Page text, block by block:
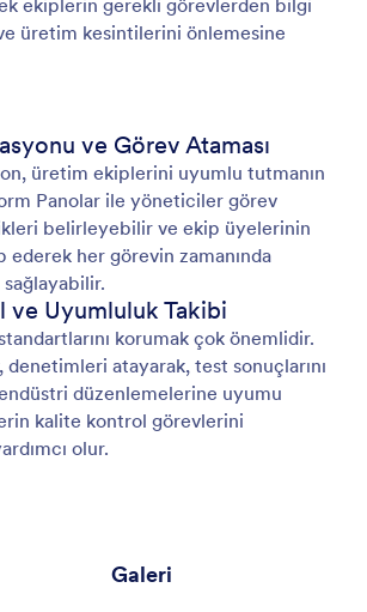
ekiplerin gerekli görevlerden bilgi
üretim kesintilerini önlemesine
ve Görev Ataması
üretim ekiplerini uyumlu tutmanın
Panolar ile yöneticiler görev
belirleyebilir ve ekip üyelerinin
ederek her görevin zamanında
sağlayabilir.
ve Uyumluluk Takibi
korumak çok önemlidir.
atayarak, test sonuçlarını
düzenlemelerine uyumu
kalite kontrol görevlerini
olur.
Galeri